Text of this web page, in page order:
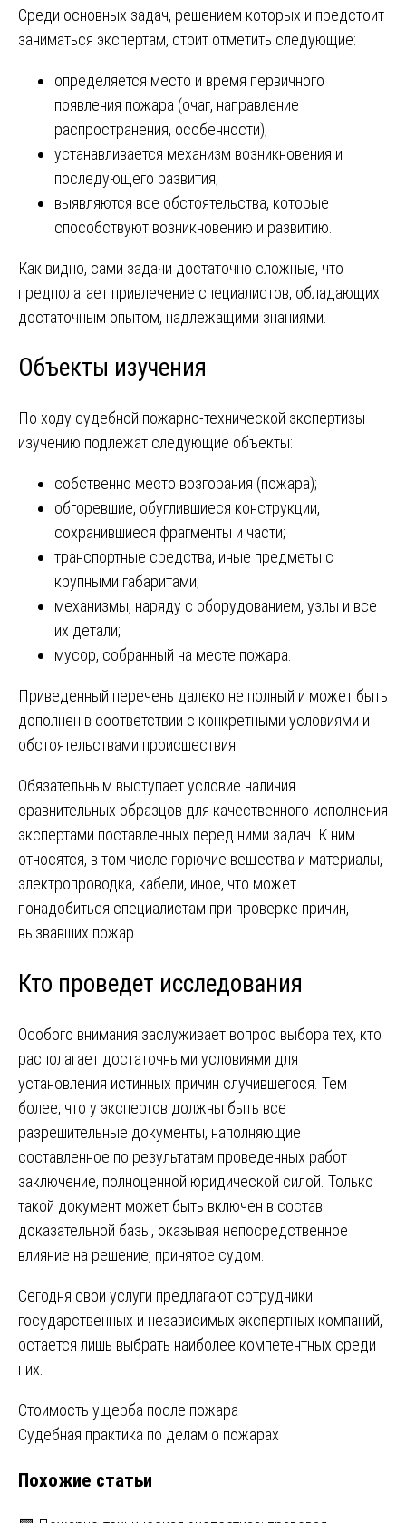
Среди основных задач, решением которых и предстоит
заниматься экспертам, стоит отметить следующие:
определяется место и время первичного
появления пожара (очаг, направление
распространения, особенности);
устанавливается механизм возникновения и
последующего развития;
выявляются все обстоятельства, которые
способствуют возникновению и развитию.
Как видно, сами задачи достаточно сложные, что
предполагает привлечение специалистов, обладающих
достаточным опытом, надлежащими знаниями.
Объекты изучения
По ходу судебной пожарно-технической экспертизы
изучению подлежат следующие объекты:
собственно место возгорания (пожара);
обгоревшие, обуглившиеся конструкции,
сохранившиеся фрагменты и части;
транспортные средства, иные предметы с
крупными габаритами;
механизмы, наряду с оборудованием, узлы и все
их детали;
мусор, собранный на месте пожара.
Приведенный перечень далеко не полный и может быть
дополнен в соответствии с конкретными условиями и
обстоятельствами происшествия.
Обязательным выступает условие наличия
сравнительных образцов для качественного исполнения
экспертами поставленных перед ними задач. К ним
относятся, в том числе горючие вещества и материалы,
электропроводка, кабели, иное, что может
понадобиться специалистам при проверке причин,
вызвавших пожар.
Кто проведет исследования
Особого внимания заслуживает вопрос выбора тех, кто
располагает достаточными условиями для
установления истинных причин случившегося. Тем
более, что у экспертов должны быть все
разрешительные документы, наполняющие
составленное по результатам проведенных работ
заключение, полноценной юридической силой. Только
такой документ может быть включен в состав
доказательной базы, оказывая непосредственное
влияние на решение, принятое судом.
Сегодня свои услуги предлагают сотрудники
государственных и независимых экспертных компаний,
остается лишь выбрать наиболее компетентных среди
них.
Навигация
по
записям
Стоимость ущерба после пожара
Судебная практика по делам о пожарах
Похожие статьи